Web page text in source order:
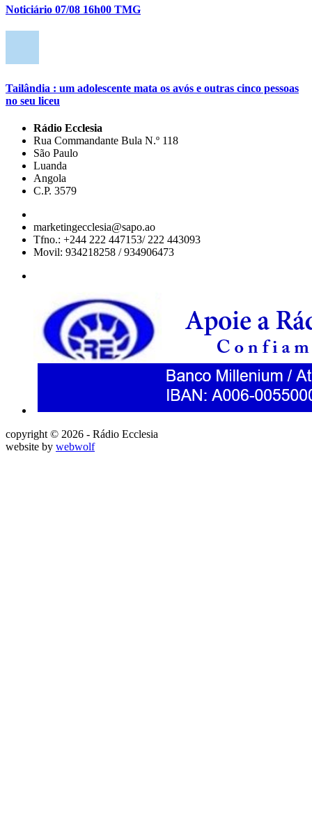
Noticiário 07/08 16h00 TMG
Tailândia : um adolescente mata os avós e outras cinco pessoas
no seu liceu
Rádio Ecclesia
Rua Commandante Bula N.º 118
São Paulo
Luanda
Angola
C.P. 3579
marketingecclesia@sapo.ao
Tfno.: +244 222 447153/ 222 443093
Movil: 934218258 / 934906473
copyright © 2026 - Rádio Ecclesia
website by webwolf